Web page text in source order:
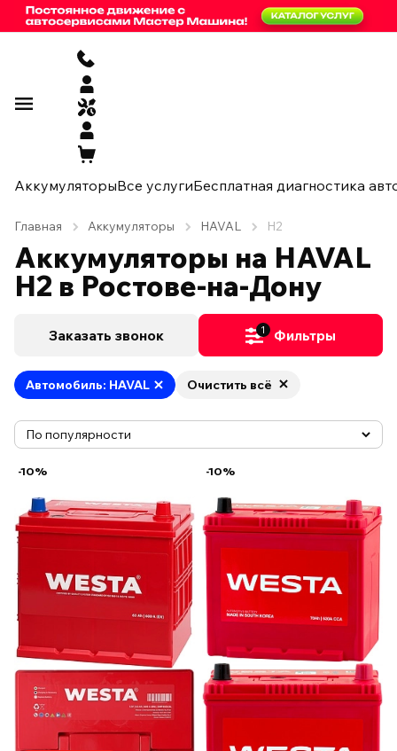
АккумуляторыВсе услугиБесплатная диагностика
Главная Аккумуляторы HAVAL H2
Аккумуляторы на HAVAL
H2 в Ростове-на-Дону
Заказать звонок 1 Фильтры
Автомобиль: HAVAL Очистить всё
-10% -10%